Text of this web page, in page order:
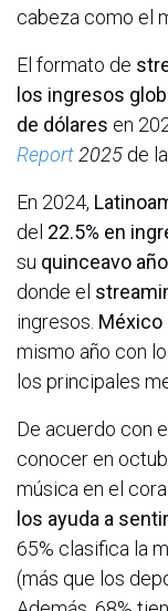
cabeza como el
El formato de
los ingresos
de dólares en
Report 2025 de
En 2024,
del 22.5% en
su quinceavo
donde el
ingresos. México
mismo año con
los principales
De acuerdo con
conocer en
música en el
los ayuda a
65% clasifica la
(más que los